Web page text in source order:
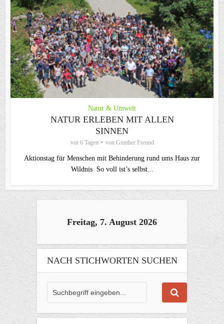
Natur & Umwelt
NATUR ERLEBEN MIT ALLEN
SINNEN
vor 6 Tagen von Günther Freund
Aktionstag für Menschen mit Behinderung rund ums Haus zur
Wildnis So voll ist’s selbst...
Freitag, 7. August 2026
NACH STICHWORTEN SUCHEN